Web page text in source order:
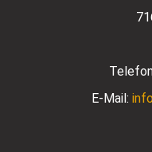
E-Mail: